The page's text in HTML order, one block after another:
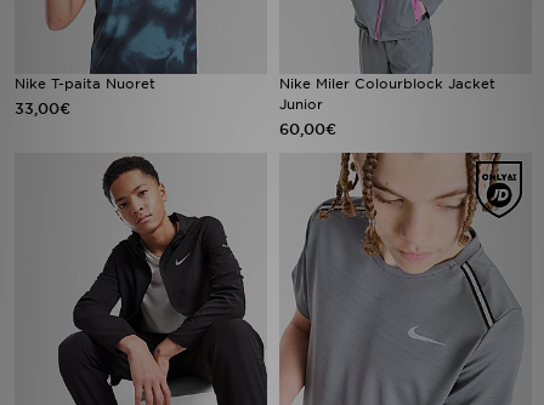
Nike T-paita Nuoret
33,00€
Nike Miler Colourblock Jacket
Junior
60,00€